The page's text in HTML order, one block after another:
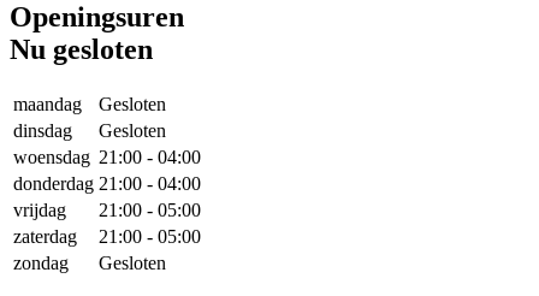
Openingsuren
Nu gesloten
maandag
Gesloten
dinsdag
Gesloten
woensdag 21:00 - 04:00
donderdag 21:00 - 04:00
vrijdag
21:00 - 05:00
zaterdag
21:00 - 05:00
zondag
Gesloten